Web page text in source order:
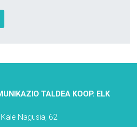
TALDEA KOOP. ELK
Kale Nagusia, 62